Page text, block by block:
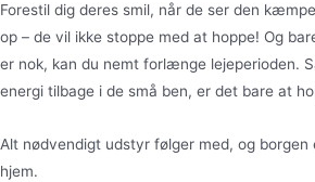
Forestil dig deres smil, når de ser den
op – de vil ikke stoppe med at hoppe! Og
er nok, kan du nemt forlænge lejeperioden.
energi tilbage i de små ben, er det bare at
Alt nødvendigt udstyr følger med, og
hjem.